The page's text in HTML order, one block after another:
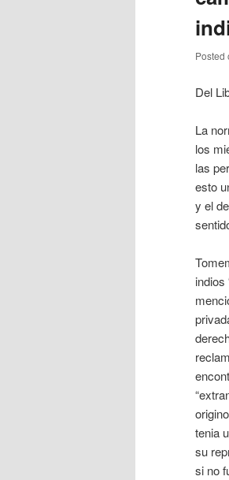
Posted
Del
La
los
las
esto
y el
indios
tenia
su
si no